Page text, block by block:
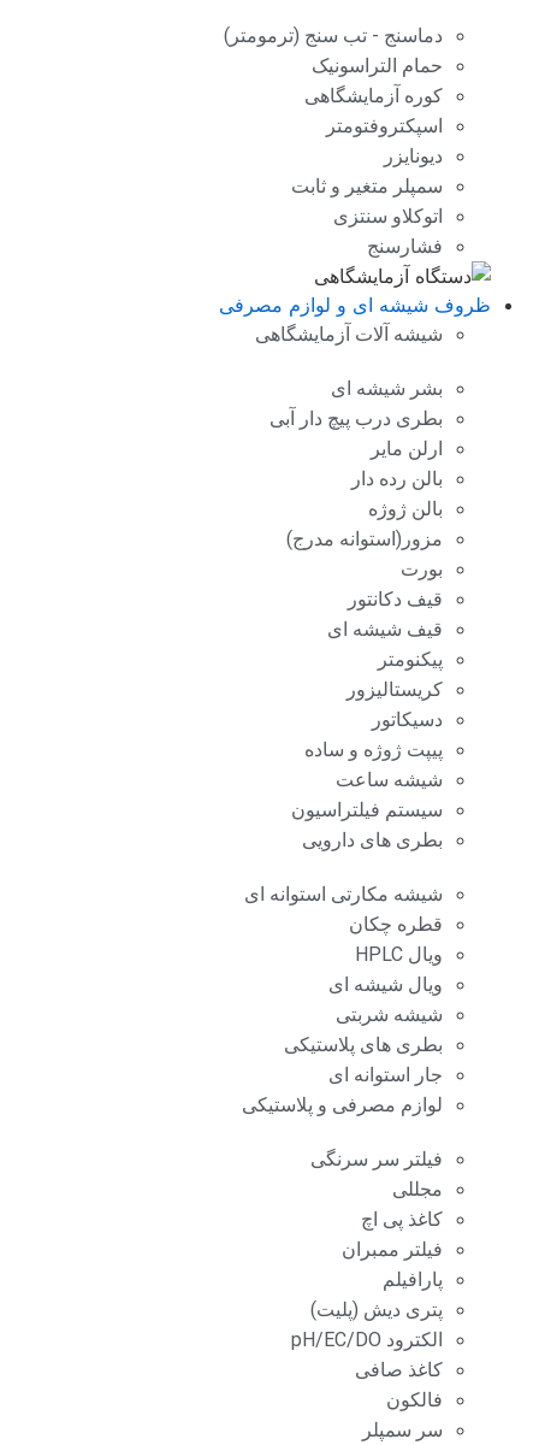
دماسنج - تب سنج (ترمومتر)
حمام التراسونیک
کوره آزمایشگاهی
اسپکتروفتومتر
دیونایزر
سمپلر متغیر و ثابت
اتوکلاو سنتزی
فشارسنج
ظروف شیشه ای و لوازم مصرفی
شیشه آلات آزمایشگاهی
بشر شیشه ای
بطری درب پیچ دار آبی
ارلن مایر
بالن رده دار
بالن ژوژه
مزور(استوانه مدرج)
بورت
قیف دکانتور
قیف شیشه ای
پیکنومتر
کریستالیزور
دسیکاتور
پیپت ژوژه و ساده
شیشه ساعت
سیستم فیلتراسیون
بطری های دارویی
شیشه مکارتی استوانه ای
قطره چکان
ویال HPLC
ویال شیشه ای
شیشه شربتی
بطری های پلاستیکی
جار استوانه ای
لوازم مصرفی و پلاستیکی
فیلتر سر سرنگی
مجللی
کاغذ پی اچ
فیلتر ممبران
پارافیلم
پتری دیش (پلیت)
الکترود pH/EC/DO
کاغذ صافی
فالکون
سر سمپلر